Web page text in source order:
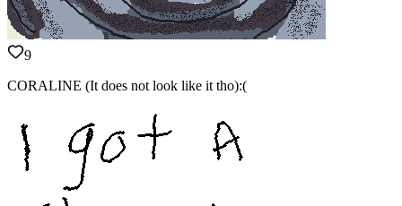
9
CORALINE (It does not look like it tho):(